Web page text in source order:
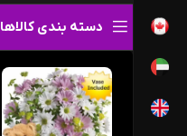
دسته بندی کالاها